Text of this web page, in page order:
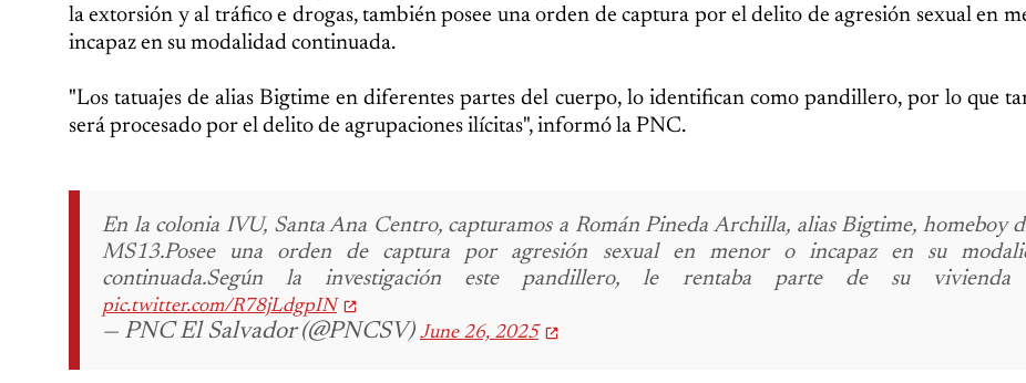
la extorsión y al tráfico e drogas, también posee una orden de captura por el delito de agresión sexual en
incapaz en su modalidad continuada.
"Los tatuajes de alias Bigtime en diferentes partes del cuerpo, lo identifican como pandillero, por lo que
será procesado por el delito de agrupaciones ilícitas", informó la PNC.
En la colonia IVU, Santa Ana Centro, capturamos a Román Pineda Archilla, alias Bigtime, homeboy
MS13.Posee una orden de captura por agresión sexual en menor o incapaz en su
continuada.Según la investigación este pandillero, le rentaba parte de su vivienda
pic.twitter.com/R78jLdgpIN
— PNC El Salvador (@PNCSV) June 26, 2025